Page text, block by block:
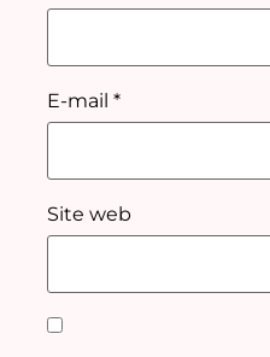
E-mail *
Site web